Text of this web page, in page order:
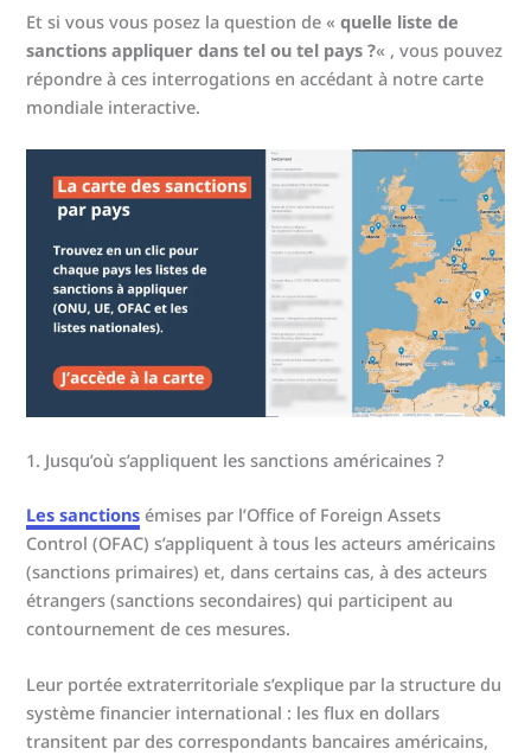
Et si vous vous posez la question de «quelle liste de
sanctions appliquer dans tel ou tel pays ?« , vous pouvez
répondre à ces interrogations en accédant à notre carte
mondiale interactive.
1. Jusqu’où s’appliquent les sanctions américaines ?
Les sanctions émises par l’Office of Foreign Assets
Control (OFAC) s’appliquent à tous les acteurs américains
(sanctions primaires) et, dans certains cas, à des acteurs
étrangers (sanctions secondaires) qui participent au
contournement de ces mesures.
Leur portée extraterritoriale s’explique par la structure du
système financier international : les flux en dollars
transitent par des correspondants bancaires américains,